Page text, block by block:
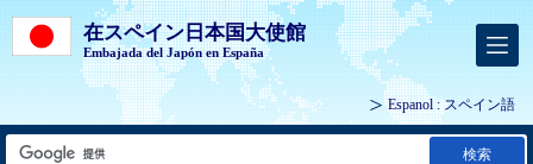
在スペイン日本国大使館
Embajada del Japón en España
Espanol: スペイン語
検索